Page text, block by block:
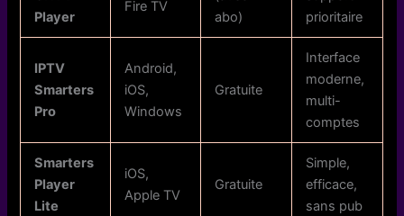
Player
Fire TV
abo)
prioritaire
IPTV
Smarters
Pro
Android,
iOS,
Windows
Gratuite
Interface
moderne,
multi-
comptes
Smarters
Player
Lite
iOS,
Apple TV
Gratuite
Simple,
efficace,
sans pub